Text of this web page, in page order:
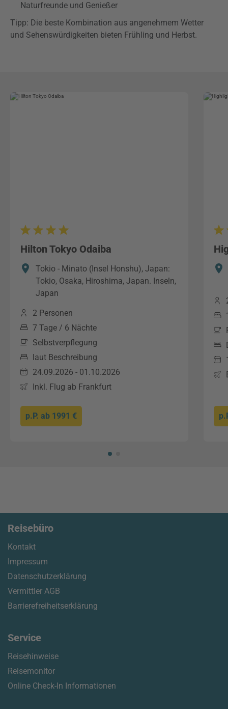
Naturfreunde und Genießer
Tipp: Die beste Kombination aus angenehmem Wetter
und Sehenswürdigkeiten bieten Frühling und Herbst.
Hilton Tokyo Odaiba
Tokio - Minato (Insel Honshu), Japan:
Tokio, Osaka, Hiroshima, Japan. Inseln,
Japan
2 Personen
7 Tage / 6 Nächte
Selbstverpflegung
laut Beschreibung
24.09.2026 - 01.10.2026
Inkl. Flug ab Frankfurt
p.P. ab 1991 €
Reisebüro
Kontakt
Impressum
Datenschutzerklärung
Vermittler AGB
Barrierefreiheitserklärung
Service
Reisehinweise
Reisemonitor
Online Check-In Informationen